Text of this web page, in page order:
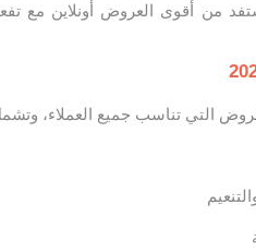
من أقوى العروض أونلاين مع
التي تناسب جميع العملاء،